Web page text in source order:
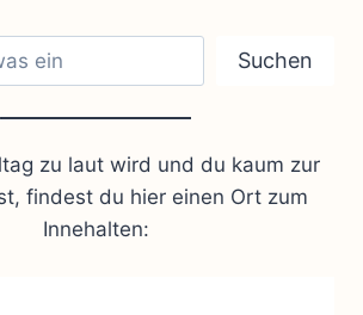
Suchen
zu laut wird und du kaum zur
findest du hier einen Ort zum
Innehalten: